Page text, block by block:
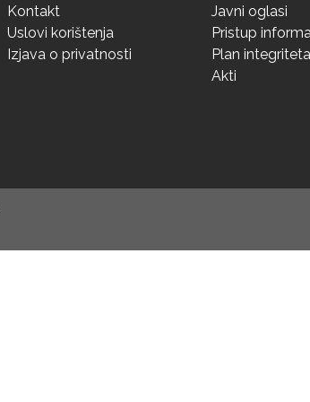
Kontakt
Uslovi korištenja
Izjava o privatnosti
Javni oglasi
Pristup
Plan integriteta
Akti